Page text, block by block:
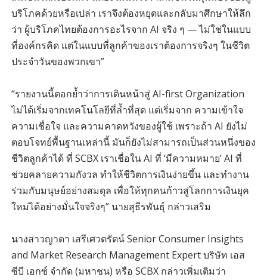
บริโภคด้วยหรือเปล่า เราจึงต้องหยุดและกลับมาศึกษาให้ลึก
ว่า ผู้บริโภคไทยต้องการอะไรจาก AI จริง ๆ — ไม่ใช่ในแบบ
ที่องค์กรคิด แต่ในแบบที่ลูกค้าของเราต้องการจริงๆ ในชีวิต
ประจำวันของพวกเขา”
“รายงานนี้ตอกย้ำว่าการเดินหน้าสู่ AI-first Organization
ไม่ได้เริ่มจากเทคโนโลยีที่ล้ำที่สุด แต่เริ่มจาก ความเข้าใจ
ความเชื่อใจ และความคาดหวังของผู้ใช้ เพราะถ้า AI ยังไม่
ตอบโจทย์พื้นฐานเหล่านี้ มันก็ยังไม่สามารถเป็นส่วนหนึ่งของ
ชีวิตลูกค้าได้ ที่ SCBX เราเชื่อใน AI ที่ ‘มีความหมาย’ AI ที่
ช่วยคลายความกังวล ทำให้ชีวิตการเงินง่ายขึ้น และทำงาน
ร่วมกับมนุษย์อย่างสมดุล เพื่อให้ทุกคนก้าวสู่โลกการเงินยุค
ใหม่ได้อย่างมั่นใจจริงๆ” นายสุธีรพันธุ์ กล่าวเสริม
นางสาวญาดา เสรีเศวตรัตน์ Senior Consumer Insights
and Market Research Management Expert บริษัท เอส
ซีบี เอกซ์ จำกัด (มหาชน) หรือ SCBX กล่าวเพิ่มเติมว่า